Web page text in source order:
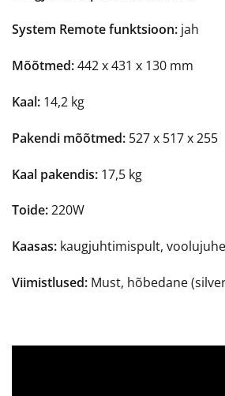
System Remote funktsioon: jah
Mõõtmed:442 x 431 x 130 mm
Kaal: 14,2 kg
Pakendi mõõtmed: 527 x 517 x 255
Kaal pakendis: 17,5 kg
Toide:220W
Kaasas: kaugjuhtimispult, voolujuhe
Viimistlused: Must, hõbedane